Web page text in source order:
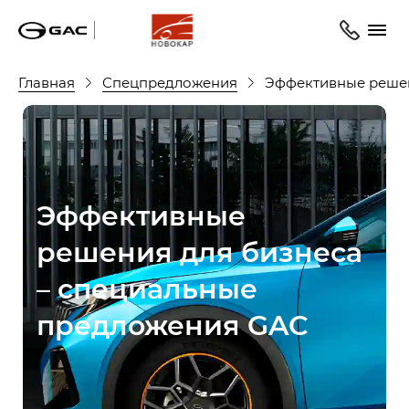
Главная Спецпредложения Эффективные
Эффективные
решения для бизнеса
– специальные
предложения GAC